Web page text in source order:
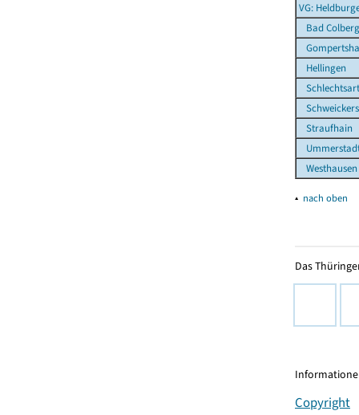
VG:
Bad
Hellingen
Schlechtsart
Straufhain
Westhausen
▴ nach oben
Das
Copyright